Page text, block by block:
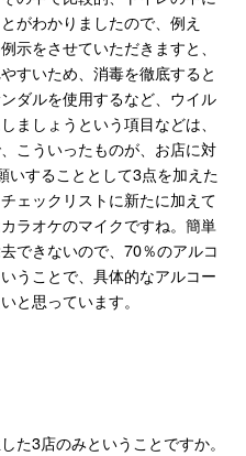
がわかりましたので、例え
示をさせていただきますと、
すいため、消毒を徹底すると
ダルを使用するなど、ウイル
ましょうという項目などは、
こういったものが、お店に対
いすることとして3点を加えた
ェックリストに新たに加えて
ラオケのマイクですね。簡単
できないので、70％のアルコ
うことで、具体的なアルコー
と思っています。
た3店のみということですか。